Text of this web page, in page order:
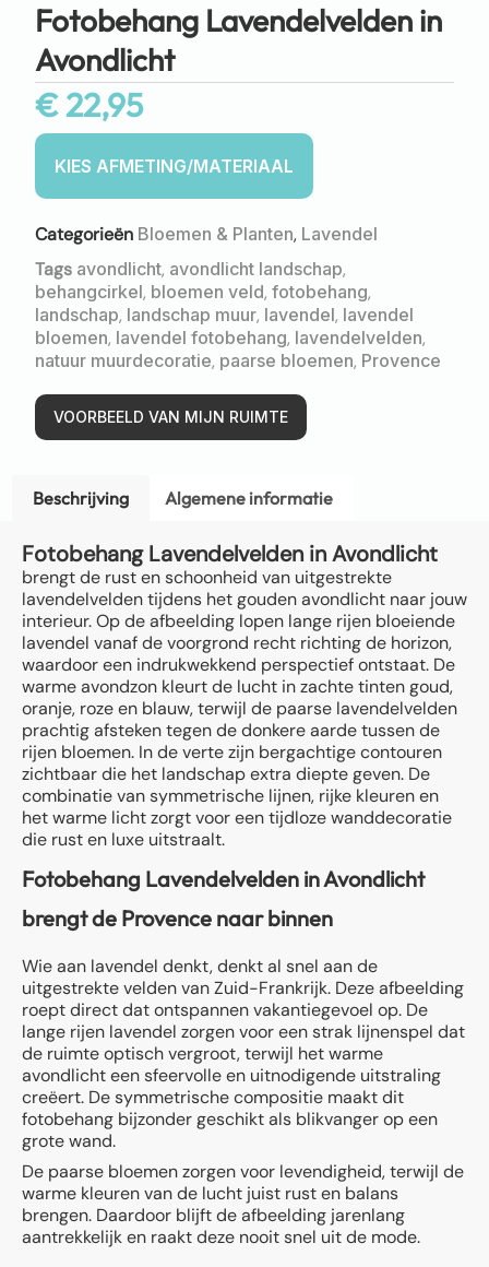
Fotobehang Lavendelvelden in
Avondlicht
€22,95
Categorieën Bloemen & Planten, Lavendel
Tags avondlicht, avondlicht landschap,
behangcirkel, bloemen veld, fotobehang,
landschap, landschap muur, lavendel, lavendel
bloemen, lavendel fotobehang, lavendelvelden,
natuur muurdecoratie, paarse bloemen, Provence
VOORBEELD VAN MIJN RUIMTE
Beschrijving Algemene informatie
Fotobehang Lavendelvelden in Avondlicht
brengt de rust en schoonheid van uitgestrekte
lavendelvelden tijdens het gouden avondlicht naar jouw
interieur. Op de afbeelding lopen lange rijen bloeiende
lavendel vanaf de voorgrond recht richting de horizon,
waardoor een indrukwekkend perspectief ontstaat. De
warme avondzon kleurt de lucht in zachte tinten goud,
oranje, roze en blauw, terwijl de paarse lavendelvelden
prachtig afsteken tegen de donkere aarde tussen de
rijen bloemen. In de verte zijn bergachtige contouren
zichtbaar die het landschap extra diepte geven. De
combinatie van symmetrische lijnen, rijke kleuren en
het warme licht zorgt voor een tijdloze wanddecoratie
die rust en luxe uitstraalt.
Fotobehang Lavendelvelden in Avondlicht
brengt de Provence naar binnen
Wie aan lavendel denkt, denkt al snel aan de
uitgestrekte velden van Zuid-Frankrijk. Deze afbeelding
roept direct dat ontspannen vakantiegevoel op. De
lange rijen lavendel zorgen voor een strak lijnenspel dat
de ruimte optisch vergroot, terwijl het warme
avondlicht een sfeervolle en uitnodigende uitstraling
creëert. De symmetrische compositie maakt dit
fotobehang bijzonder geschikt als blikvanger op een
grote wand.
De paarse bloemen zorgen voor levendigheid, terwijl de
warme kleuren van de lucht juist rust en balans
brengen. Daardoor blijft de afbeelding jarenlang
aantrekkelijk en raakt deze nooit snel uit de mode.